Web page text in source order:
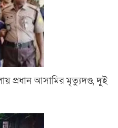
প্রধান আসামির মৃত্যুদণ্ড, দুই